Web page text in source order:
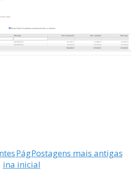
Postagens mais antigas
Pág
ina inicial